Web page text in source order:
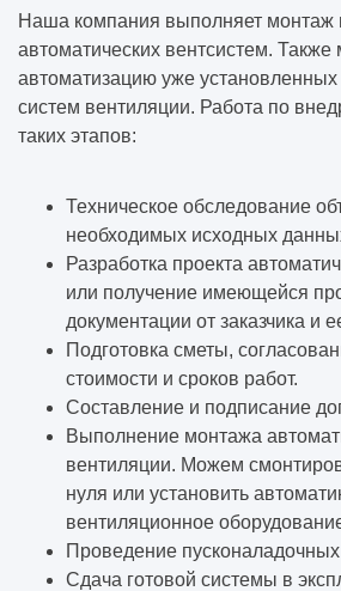
Наша компания выполняет монтаж
автоматических вентсистем.
автоматизацию уже
систем вентиляции. Работа по
таких этапов:
Техническое обследование
необходимых исходных
Разработка проекта
или получение имеющейся
документации от заказчика и
Подготовка сметы,
стоимости и сроков работ.
Составление и подписание
Выполнение монтажа
вентиляции. Можем
нуля или установить
вентиляционное
Проведение
Сдача готовой системы в